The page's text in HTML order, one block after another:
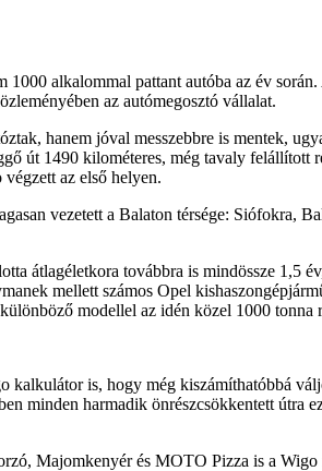
alkalommal pattant autóba az év
az autómegosztó vállalat.
hanem jóval messzebbre is mentek,
út 1490 kilométeres, még tavaly felállított
az első helyen.
vezetett a Balaton térsége: Siófokra,
átlagéletkora továbbra is mindössze 1,5
mellett számos Opel
modellel az idén közel 1000
is, hogy még kiszámíthatóbbá
minden harmadik önrészcsökkentett útra
Majomkenyér és MOTO Pizza is a Wigo